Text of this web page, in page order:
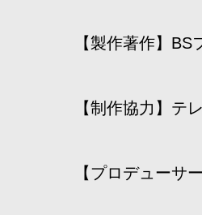
【製作著作】BS
【制作協力】テ
【プロデューサ